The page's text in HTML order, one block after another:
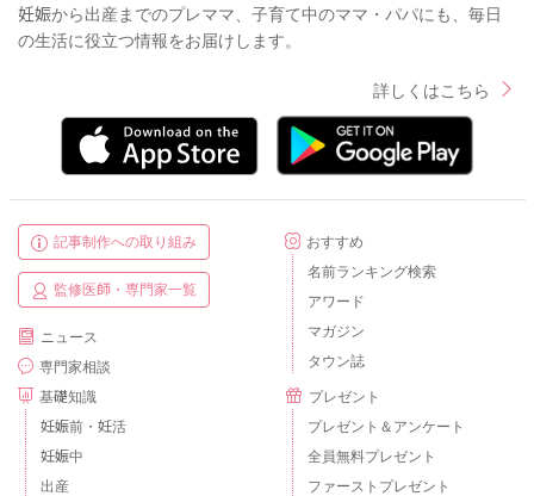
妊娠から出産までのプレママ、子育て中のママ・パパにも、毎日
の生活に役立つ情報をお届けします。
詳しくはこちら
記事制作への取り組み
監修医師・専門家一覧
ニュース
専門家相談
基礎知識
妊娠前・妊活
妊娠中
出産
おすすめ
名前ランキング検索
アワード
マガジン
タウン誌
プレゼント
プレゼント＆アンケート
全員無料プレゼント
ファーストプレゼント